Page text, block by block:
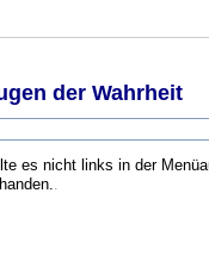
der Wahrheit
es nicht links in der
.